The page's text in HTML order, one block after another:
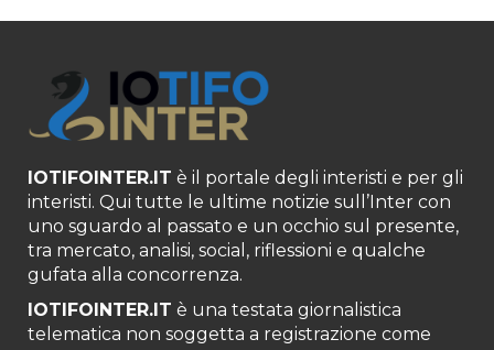
IOTIFOINTER.IT è il portale degli interisti e per gli
interisti. Qui tutte le ultime notizie sull’Inter con
uno sguardo al passato e un occhio sul presente,
tra mercato, analisi, social, riflessioni e qualche
gufata alla concorrenza.
IOTIFOINTER.IT è una testata giornalistica
telematica non soggetta a registrazione come